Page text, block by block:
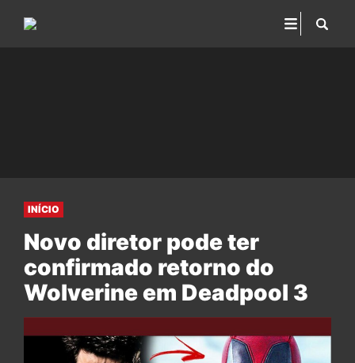
INÍCIO
Novo diretor pode ter
confirmado retorno do
Wolverine em Deadpool 3